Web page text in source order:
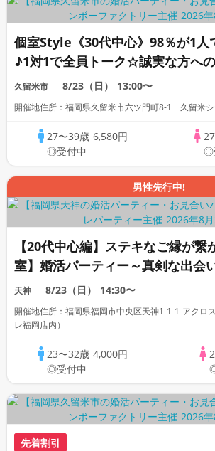
個室Style《30代中心》98％が1人
♪1対1で全員トーク☆誠実な方へ
ーティー
久留米市 8/23（日） 13:00〜
開催地住所：福岡県久留米市六ツ門町8-1 久留米
27〜39歳 6,580円
◎受付中
◎
男性先行中!
【20代中心編】ステキなご縁が繋
室】婚活パーティー～真剣な出会
天神 8/23（日） 14:30〜
開催地住所：福岡県福岡市中央区天神1-1-1 アクロ
レ福岡店内）
23〜32歳 4,000円
◎受付中
先着割引